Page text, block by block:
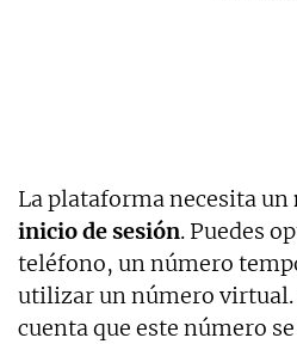
La plataforma necesita un
inicio de sesión. Puedes
teléfono, un número
utilizar un número virtual.
cuenta que este número